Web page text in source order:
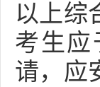
以上综
考生应
请，应